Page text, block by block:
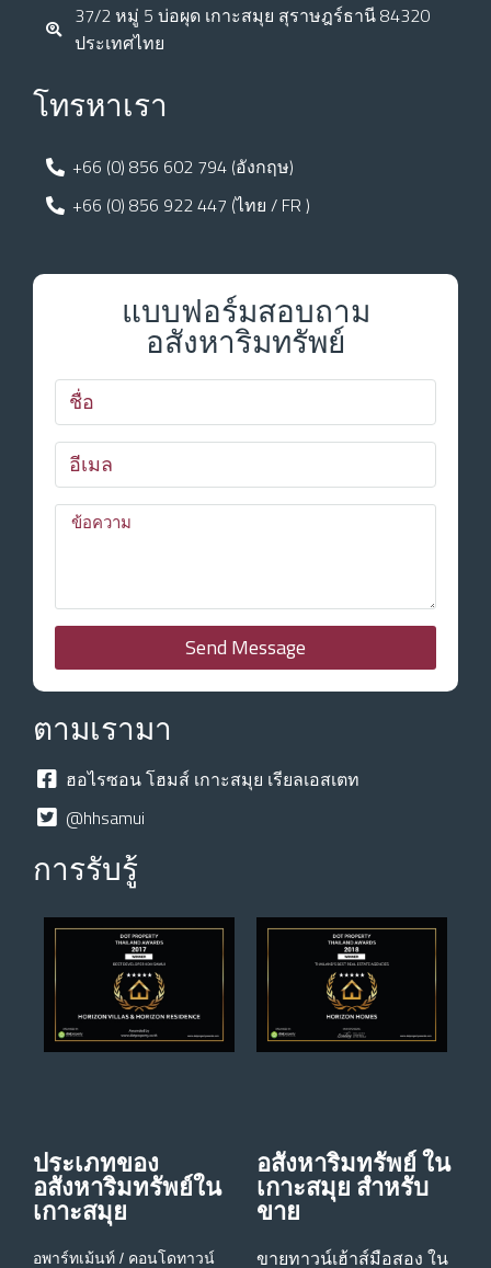
37/2 หมู่ 5 บ่อผุด เกาะสมุย สุราษฎร์ธานี 84320
ประเทศไทย
โทรหาเรา
+66 (0) 856 602 794 (อังกฤษ)
+66 (0) 856 922 447 (ไทย / FR )
แบบฟอร์มสอบถาม
อสังหาริมทรัพย์
Send Message
ตามเรามา
ฮอไรซอน โฮมส์ เกาะสมุย เรียลเอสเตท
@hhsamui
การรับรู้
ประเภทของ
อสังหาริมทรัพย์ใน
เกาะสมุย
อพาร์ทเม้นท์ / คอนโดทาวน์
อสังหาริมทรัพย์ ใน
เกาะสมุย สําหรับ
ขาย
ขายทาวน์เฮ้าส์มือสอง ใน